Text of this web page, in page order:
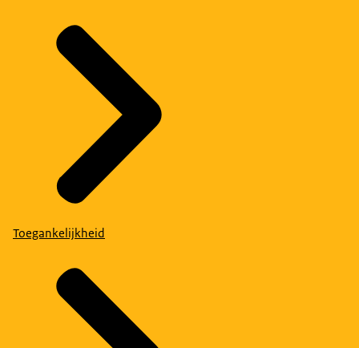
Toegankelijkheid